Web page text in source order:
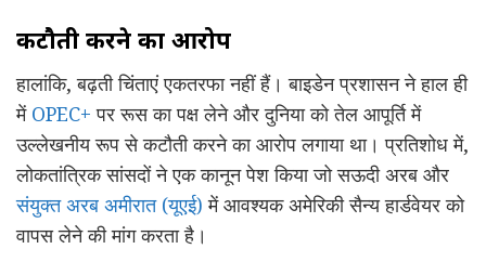
कटौती करने का आरोप
हालांकि, बढ़ती चिंताएं एकतरफा नहीं हैं। बाइडेन प्रशासन ने हाल ही
में OPEC+ पर रूस का पक्ष लेने और दुनिया को तेल आपूर्ति में
उल्लेखनीय रूप से कटौती करने का आरोप लगाया था। प्रतिशोध में,
लोकतांत्रिक सांसदों ने एक कानून पेश किया जो सऊदी अरब और
संयुक्त अरब अमीरात (यूएई) में आवश्यक अमेरिकी सैन्य हार्डवेयर को
वापस लेने की मांग करता है।